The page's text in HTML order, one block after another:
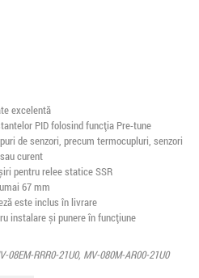
excelentă
PID folosind funcția Pre-tune
de senzori, precum termocupluri, senzori
curent
pentru relee statice SSR
67 mm
este inclus în livrare
instalare și punere în funcțiune
RRR0-21U0, MV-080M-AR00-21U0